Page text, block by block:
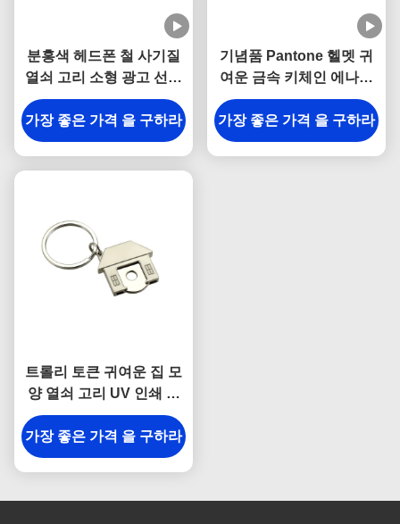
분홍색 헤드폰 철 사기질
열쇠 고리 소형 광고 선물
열쇠 고리
가장 좋은 가격 을 구하라
기념품 Pantone 헬멧 귀
여운 금속 키체인 에나멜
아이언맨 3mm 두께
가장 좋은 가격 을 구하라
트롤리 토큰 귀여운 집 모
양 열쇠 고리 UV 인쇄 금
속 열쇠 고리 홀더
가장 좋은 가격 을 구하라